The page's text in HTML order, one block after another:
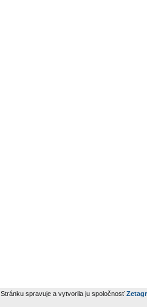
Stránku spravuje a vytvorila ju spoločnosť